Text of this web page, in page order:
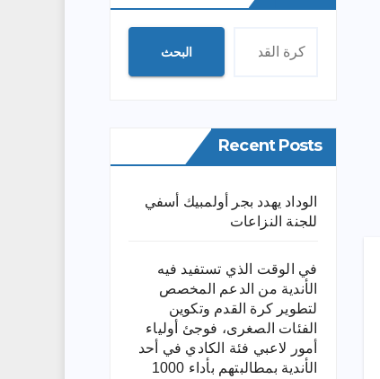
البحث
Recent Posts
الوداد يهدد بجر أولمبيك أسفي
للجنة النزاعات
في الوقت الذي تستفيد فيه
الأندية من الدعم المخصص
لتطوير كرة القدم وتكوين
الفئات الصغرى، فوجئ أولياء
أمور لاعبي فئة الكادي في أحد
الأندية بمطالبتهم بأداء 1000